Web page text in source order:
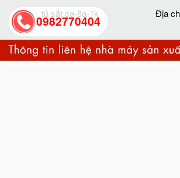
tủ sắt ca-8a-1k Địa
0982770404